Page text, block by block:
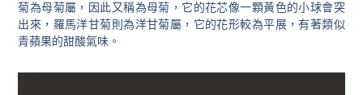
菊為母菊屬，因此又稱為母菊，它的花芯像一顆黃色的小球會突
出來，羅馬洋甘菊則為洋甘菊屬，它的花形較為平展，有著類似
青蘋果的甜酸氣味。